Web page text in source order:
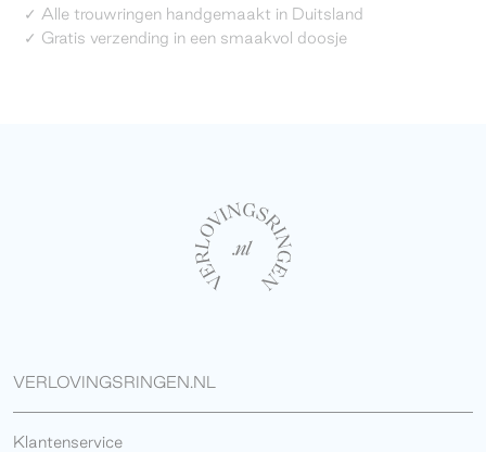
✓ Alle trouwringen handgemaakt in Duitsland
✓ Gratis verzending in een smaakvol doosje
VERLOVINGSRINGEN.NL
Klantenservice